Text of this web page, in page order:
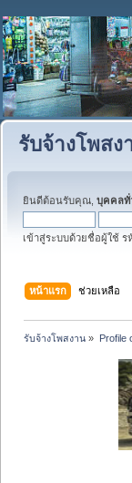
รับจ้างโพสง
ยินดีต้อนรับคุณ, บุคคลทั่
เข้าสู่ระบบด้วยชื่อผู้ใช้ ร
หน้าแรก ช่วยเหลือ
รับจ้างโพสงาน » Profile